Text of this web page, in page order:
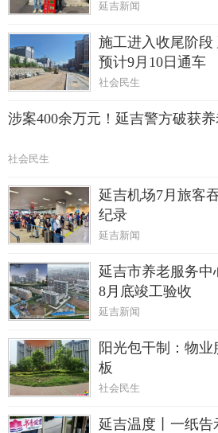
延吉新闻
施工进入收尾阶
预计9月10日通车
社会民生
涉案400余万元！延吉警方破获
社会民生
延吉机场7月旅客
纪录
延吉新闻
延吉市养老服务
8月底竣工验收
延吉新闻
阳光包干制：物
板
社会民生
延吉温度丨一纸